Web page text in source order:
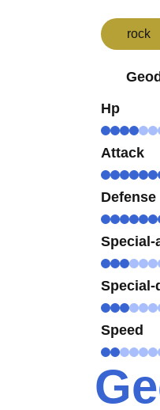
rock
Hp
Attack
Defense
Special-
Special-
Speed